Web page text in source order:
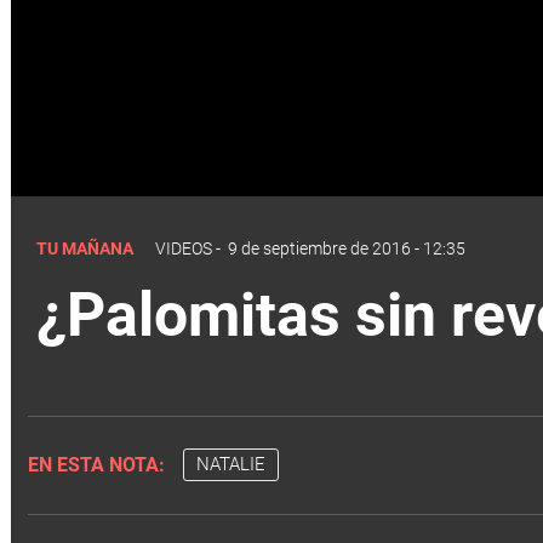
TU MAÑANA VIDEOS- 9 de septiembre de 2016 - 12:35
¿Palomitas sin
EN ESTA NOTA: NATALIE